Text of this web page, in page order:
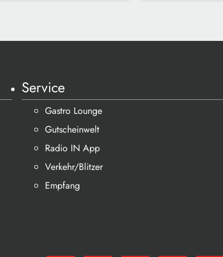
Service
Gastro Lounge
Gutscheinwelt
Radio IN App
Verkehr/Blitzer
Empfang